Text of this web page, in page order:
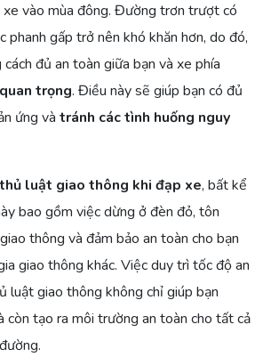
xe vào mùa đông. Đường trơn trượt có
phanh gấp trở nên khó khăn hơn, do đó,
đủ an toàn giữa bạn và xe phía
quan trọng. Điều này sẽ giúp bạn có đủ
ứng và tránh các tình huống nguy
luật giao thông khi đạp xe, bất kể
bao gồm việc dừng ở đèn đỏ, tôn
thông và đảm bảo an toàn cho bạn
giao thông khác. Việc duy trì tốc độ an
luật giao thông không chỉ giúp bạn
còn tạo ra môi trường an toàn cho tất cả